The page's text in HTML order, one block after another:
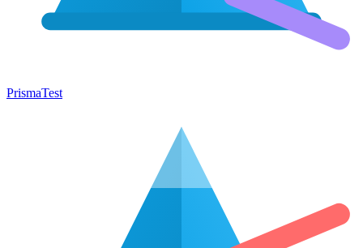
PrismaTest